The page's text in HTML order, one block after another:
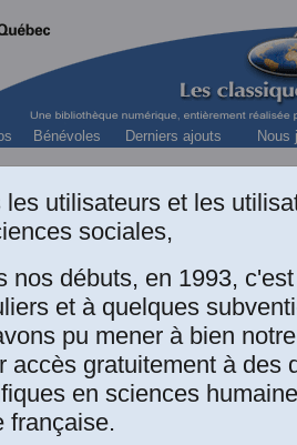
Bénévoles Derniers ajouts Nous
les utilisateurs et les
sociales,
nos débuts, en 1993,
et à quelques
pu mener à bien
accès gratuitement à des
en sciences
française.